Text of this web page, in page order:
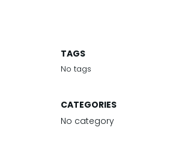
TAGS
No tags
CATEGORIES
No category